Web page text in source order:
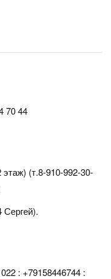
70 44
(т.8-910-992-30-
Сергей).
: +79158446744 :